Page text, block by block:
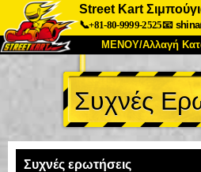
Street Kart
📞+81-80-9999-2525📧
ΜΕΝΟΥ/Αλλαγή
ΚΥΡΙΩΣ
Σχετικά
Εταιρεία
Συχνές
Συχνές ερωτήσεις